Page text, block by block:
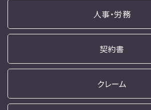
人事・労務
契約書
クレーム